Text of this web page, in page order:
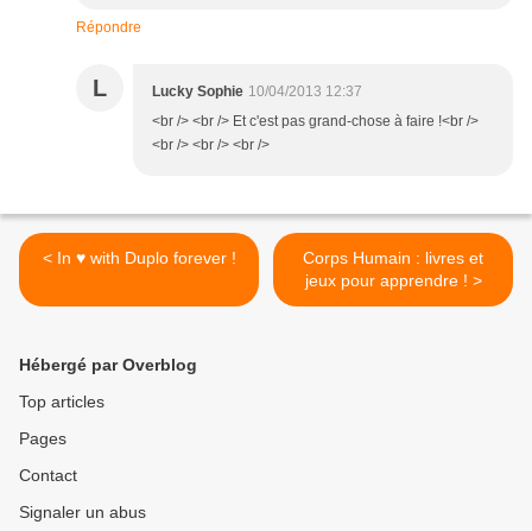
Répondre
L Lucky Sophie 10/04/2013 12:37
<br /> <br /> Et c'est pas grand-chose à faire !<br />
<br /> <br /> <br />
< In ♥ with Duplo forever !
Corps Humain : livres et
jeux pour apprendre ! >
Hébergé par Overblog
Top articles
Pages
Contact
Signaler un abus